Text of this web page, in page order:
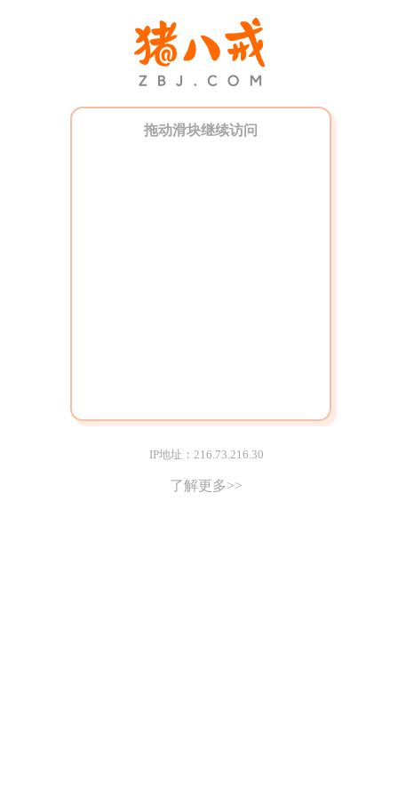
拖动滑块继续访问
IP地址：216.73.216.30
了解更多>>